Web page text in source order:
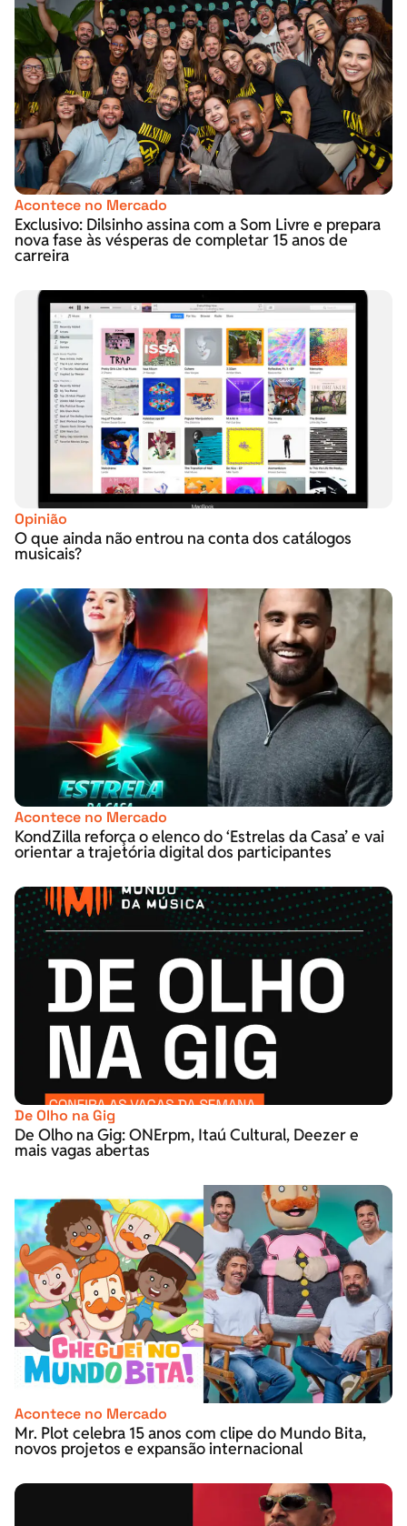
Acontece no Mercado
Exclusivo: Dilsinho assina com a Som Livre e prepara
nova fase às vésperas de completar 15 anos de
carreira
Opinião
O que ainda não entrou na conta dos catálogos
musicais?
Acontece no Mercado
KondZilla reforça o elenco do ‘Estrelas da Casa’ e vai
orientar a trajetória digital dos participantes
De Olho na Gig
De Olho na Gig: ONErpm, Itaú Cultural, Deezer e
mais vagas abertas
Acontece no Mercado
Mr. Plot celebra 15 anos com clipe do Mundo Bita,
novos projetos e expansão internacional